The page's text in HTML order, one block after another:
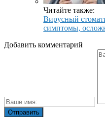
Читайте также:
Вирусный
симптомы,
Добавить комментарий